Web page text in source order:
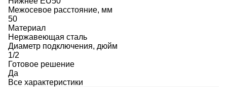
Межосевое расстояние, мм
50
Материал
Нержавеющая сталь
Диаметр подключения, дюйм
1/2
Готовое решение
Да
Все характеристики